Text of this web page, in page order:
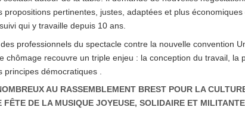
propositions pertinentes, justes, adaptées et plus
qui y travaille depuis 10 ans.
professionnels du spectacle contre la nouvelle convention
chômage recouvre un triple enjeu : la conception du travail, la
principes démocratiques .
AU RASSEMBLEMENT BREST POUR LA
FÊTE DE LA MUSIQUE JOYEUSE, SOLIDAIRE ET